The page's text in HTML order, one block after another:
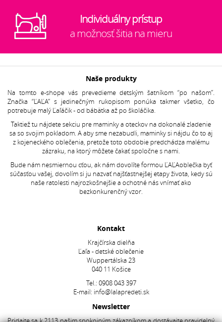
Individuálny prístup
a možnosť šitia na mieru
Naše produkty
Na tomto e-shope vás prevedieme detským šatníkom “po našom”.
Značka “ĽAĽA” s jedinečným rukopisom ponúka takmer všetko, čo
potrebuje malý Ľaľáčik - od bábätka až po školáčika.
Taktiež tu nájdete sekciu pre maminky a oteckov na dokonalé zladenie
sa so svojim pokladom. A aby sme nezabudli, maminky si nájdu čo to aj
z kojeneckého oblečenia, pretože toto obdobie predchádza malému
zázraku, na ktorý môžete čakať spoločne s nami.
Bude nám nesmiernou cťou, ak nám dovolíte formou ĽAĽAoblečka byť
súčasťou vašej, dovolím si ju nazvať najšťastnejšej etapy života, kedy sú
naše ratolesti najrozkošnejšie a ochotné nás vnímať ako
bezkonkurenčný vzor.
Kontakt
Krajčírska dielňa
Ľaľa - detské oblečenie
Wuppertálska 23
040 11 Košice
Tel.: 0908 043 397
E-mail: info@lalapredeti.sk
Newsletter